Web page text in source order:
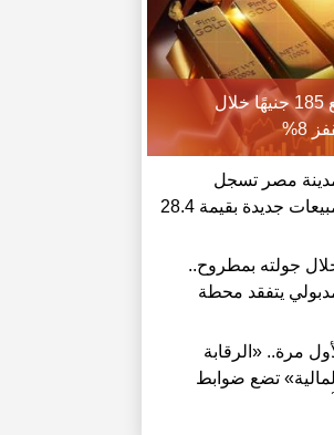
أسعار الذهب ترتفع 185 جنيهًا خلال
8%
مصر تسجل
مبيعات جديدة بقيمة 28.4
التسليم خلال
النصف الأول من 2026
جولته بمطروح..
يتفقد محطة
مشروع قومى
مرة.. «الرقابة
المالية» تضع ضوابط
التحوط